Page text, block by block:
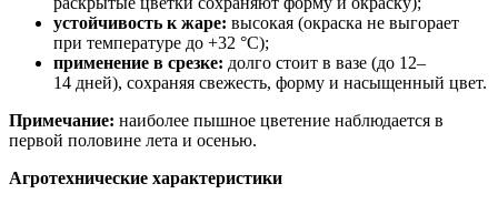
устойчивость к жаре: высокая (окраска не выгорает
при температуре до +32 °C);
применение в срезке: долго стоит в вазе (до 12–
14 дней), сохраняя свежесть, форму и насыщенный цвет.
Примечание: наиболее пышное цветение наблюдается в
первой половине лета и осенью.
Агротехнические характеристики